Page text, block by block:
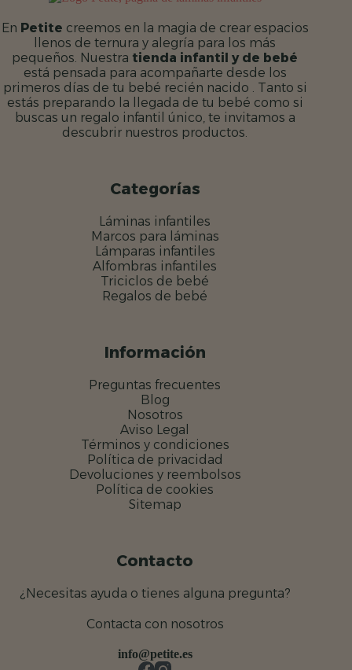
En Petite creemos en la magia de crear espacios
llenos de ternura y alegría para los más
pequeños. Nuestra tienda infantil y de bebé
está pensada para acompañarte desde los
primeros días de tu bebé recién nacido . Tanto si
estás preparando la llegada de tu bebé como si
buscas un regalo infantil único, te invitamos a
descubrir nuestros productos.
Categorías
Láminas infantiles
Marcos para láminas
Lámparas infantiles
Alfombras infantiles
Triciclos de bebé
Regalos de bebé
Información
Preguntas frecuentes
Blog
Nosotros
Aviso Legal
Términos y condiciones
Política de privacidad
Devoluciones y reembolsos
Política de cookies
Sitemap
Contacto
¿Necesitas ayuda o tienes alguna pregunta?
Contacta con nosotros
info@petite.es